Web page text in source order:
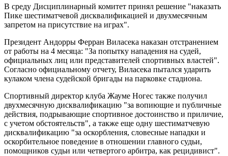
В среду Дисциплинарный комитет принял решение "наказать
Пике шестиматчевой дисквалификацией и двухмесячным
запретом на присутствие на играх".
Президент Андорры Ферран Виласека наказан отстранением
от работы на 4 месяца: "За попытку нападения на судей,
официальных лиц или представителей спортивных властей".
Согласно официальному отчету, Виласека пытался ударить
кулаком члена судейской бригады на парковке стадиона.
Спортивный директор клуба Жауме Ногес также получил
двухмесячную дисквалификацию "за вопиющие и публичные
действия, подрывающие спортивное достоинство и приличие,
с учетом обстоятельств", а также еще одну шестиматчевую
дисквалификацию "за оскорбления, словесные нападки и
оскорбительное поведение в отношении главного судьи,
помощников судьи или четвертого арбитра, как рецидивист".